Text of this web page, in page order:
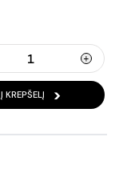
Į KREPŠELĮ